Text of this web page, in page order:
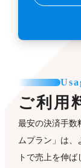
ご利用
最安の決済手数
ムプラン」は、
トで売上を伸